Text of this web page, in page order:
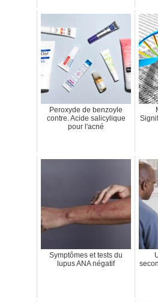
Peroxyde de benzoyle
contre. Acide salicylique
pour l'acné
Symptômes et tests du
lupus ANA négatif